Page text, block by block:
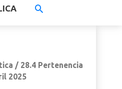
/ 28.4 Pertenencia
2025